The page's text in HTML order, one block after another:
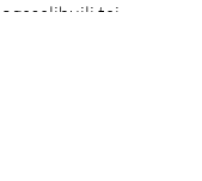
tai